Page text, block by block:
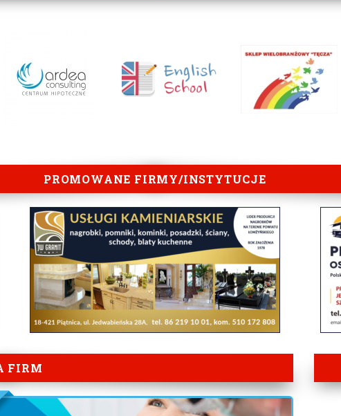
PROMOWANE FIRMY/INSTYTUCJE
FIRM